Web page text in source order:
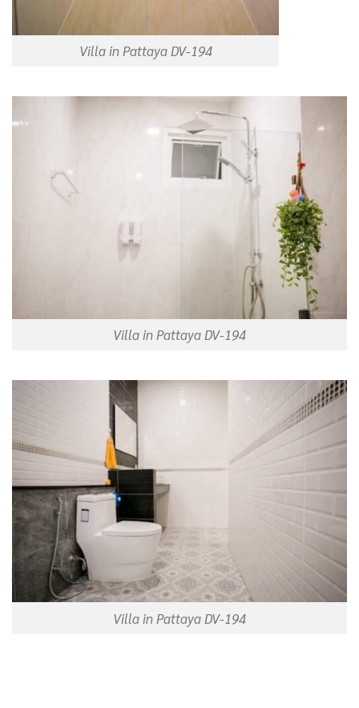
Villa in Pattaya DV-194
Villa in Pattaya DV-194
Villa in Pattaya DV-194